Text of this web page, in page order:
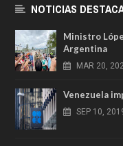
NOTICIAS
Ministro
Argentina
MAR 20,
Venezuela
SEP 10,